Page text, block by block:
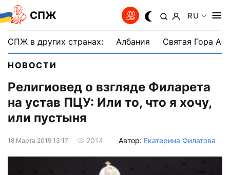
СПЖ RU
СПЖ в других странах: Албания Святая Гора
НОВОСТИ
Религиовед о взгляде Филарета
на устав ПЦУ: Или то, что я хочу,
или пустыня
18 Марта 2019 13:17 2014 Автор: Екатерина Филатова